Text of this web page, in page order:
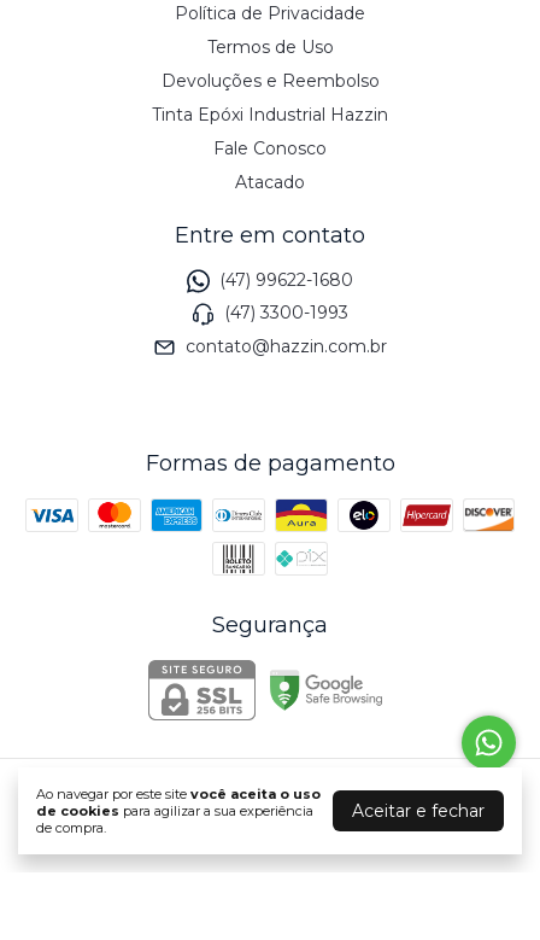
Ao navegar por este site você aceita o uso
de cookies para agilizar a sua experiência
de compra.
Aceitar e fechar
Política de Privacidade
Termos de Uso
Devoluções e Reembolso
Tinta Epóxi Industrial Hazzin
Fale Conosco
Atacado
Entre em contato
(47) 99622-1680
(47) 3300-1993
contato@hazzin.com.br
Formas de pagamento
Segurança
Hazzin
©2026. Hazzin Indústria e Comércio de Tintas e Resinas Ltda . Todos os